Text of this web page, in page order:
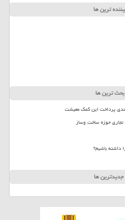
ترین ها
ترین ها
پرداخت این کمک معیشت
داشته باشیم؟
جدیدترین ها